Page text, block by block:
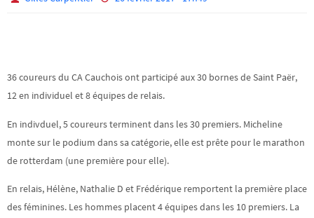
36 coureurs du CA Cauchois ont participé aux 30 bornes de Saint Paër,
12 en individuel et 8 équipes de relais.
En indivduel, 5 coureurs terminent dans les 30 premiers. Micheline
monte sur le podium dans sa catégorie, elle est prête pour le marathon
de rotterdam (une première pour elle).
En relais, Hélène, Nathalie D et Frédérique remportent la première place
des féminines. Les hommes placent 4 équipes dans les 10 premiers. La